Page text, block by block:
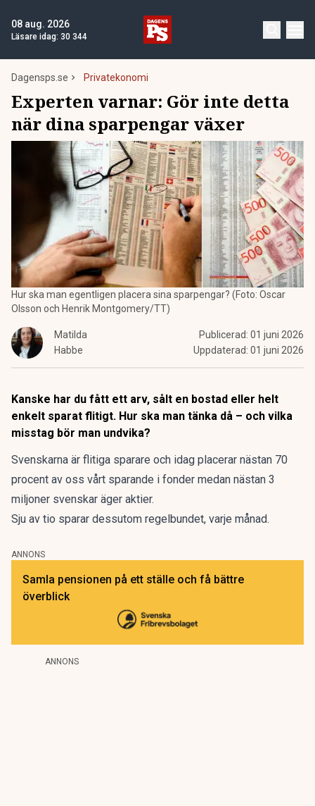
08 aug. 2026
Läsare idag: 30 344
Dagensps.se Privatekonomi
Experten varnar: Gör inte detta
när dina sparpengar växer
Hur ska man egentligen placera sina sparpengar? (Foto: Oscar
Olsson och Henrik Montgomery/TT)
Matilda
Habbe
Publicerad: 01 juni 2026
Uppdaterad: 01 juni 2026
Kanske har du fått ett arv, sålt en bostad eller helt
enkelt sparat flitigt. Hur ska man tänka då – och vilka
misstag bör man undvika?
Svenskarna är flitiga sparare och idag placerar nästan 70
procent av oss vårt sparande i fonder medan nästan 3
miljoner svenskar äger aktier.
Sju av tio sparar dessutom regelbundet, varje månad.
ANNONS
Samla pensionen på ett ställe och få bättre
överblick
ANNONS